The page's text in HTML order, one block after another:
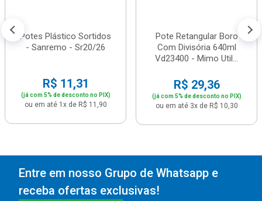
Potes Plástico Sortidos
- Sanremo - Sr20/26
R$ 11,31
(já com 5% de desconto no PIX)
ou em até 1x de R$ 11,90
Pote Retangular Boro
Com Divisória 640ml
Vd23400 - Mimo Util...
R$ 29,36
(já com 5% de desconto no PIX)
ou em até 3x de R$ 10,30
Entre em nosso Grupo de Whatsapp e
receba ofertas exclusivas!